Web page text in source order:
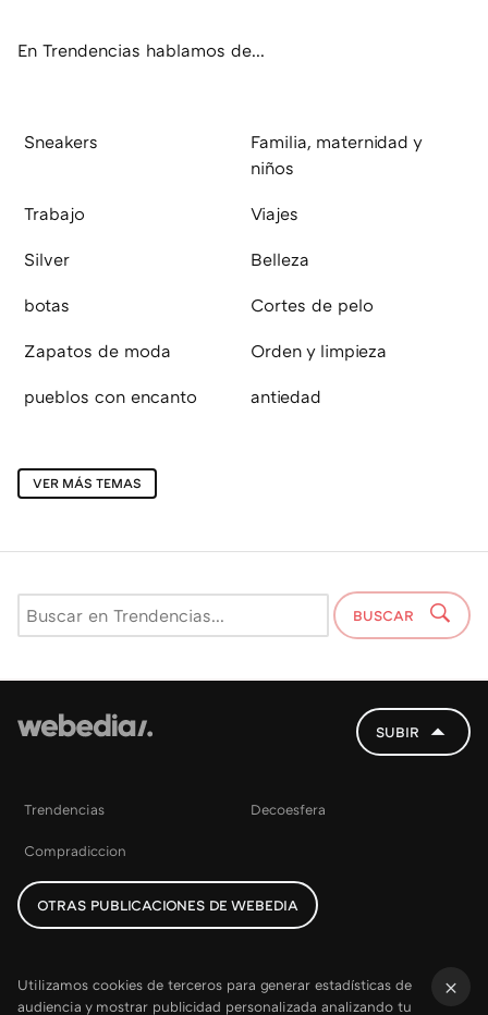
En Trendencias hablamos de...
Sneakers
Familia, maternidad y
niños
Trabajo Viajes
Silver Belleza
botas Cortes de pelo
Zapatos de moda Orden y limpieza
pueblos con encanto antiedad
VER MÁS TEMAS
BUSCAR
SUBIR
Trendencias Decoesfera
Compradiccion
OTRAS PUBLICACIONES DE WEBEDIA
Utilizamos cookies de terceros para generar estadísticas de
audiencia y mostrar publicidad personalizada analizando tu